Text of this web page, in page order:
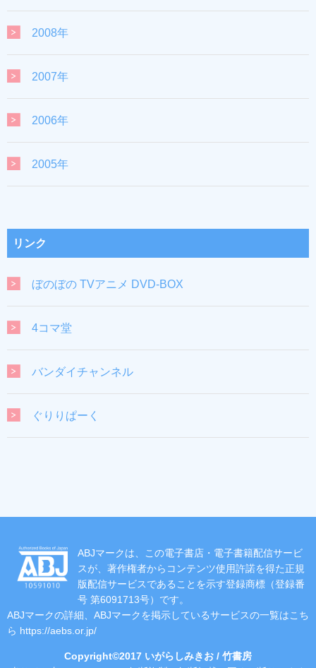
2008年
2007年
2006年
2005年
リンク
ぼのぼの TVアニメ DVD-BOX
4コマ堂
バンダイチャンネル
ぐりりぱーく
ABJマークは、この電子書店・電子書籍配信サービ
スが、著作権者からコンテンツ使用許諾を得た正規
版配信サービスであることを示す登録商標（登録番
号 第6091713号）です。
ABJマークの詳細、ABJマークを掲示しているサービスの一覧はこち
ら https://aebs.or.jp/
Copyright©2017 いがらしみきお / 竹書房